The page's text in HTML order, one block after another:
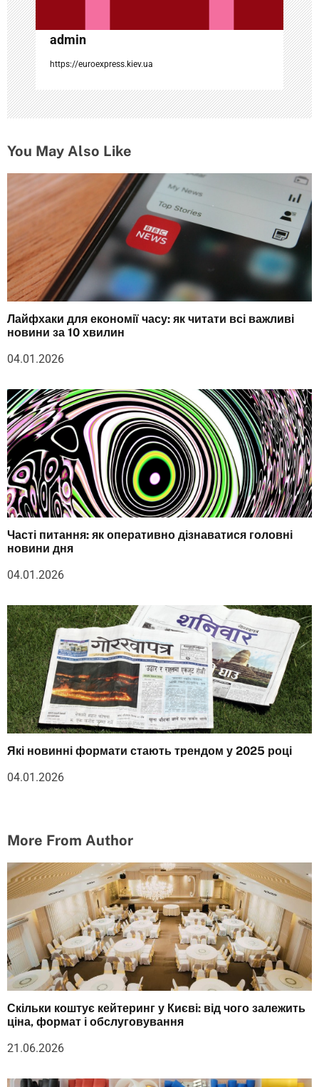
и
с
я
м
admin
https://euroexpress.kiev.ua
You May Also Like
Лайфхаки для економії часу: як читати всі важливі
новини за 10 хвилин
04.01.2026
Часті питання: як оперативно дізнаватися головні
новини дня
04.01.2026
Які новинні формати стають трендом у 2025 році
04.01.2026
More From Author
Скільки коштує кейтеринг у Києві: від чого залежить
ціна, формат і обслуговування
21.06.2026